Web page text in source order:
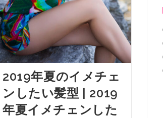
2019年夏のイメチェ
ンしたい髪型 | 2019
年夏イメチェンした